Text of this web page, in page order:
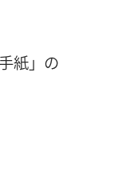
紙」の